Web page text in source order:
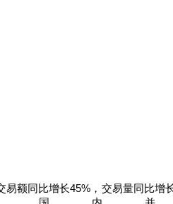
易额同比增长45% ，交易量同比增